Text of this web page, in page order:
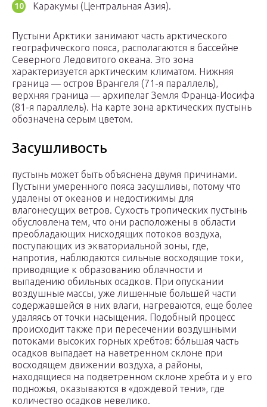
Каракумы (Центральная Азия).
Пустыни Арктики занимают часть арктического
географического пояса, располагаются в бассейне
Северного Ледовитого океана. Это зона
характеризуется арктическим климатом. Нижняя
граница — остров Врангеля (71-я параллель),
верхняя граница — архипелаг Земля Франца-Иосифа
(81-я параллель). На карте зона арктических пустынь
обозначена серым цветом.
Засушливость
пустынь может быть объяснена двумя причинами.
Пустыни умеренного пояса засушливы, потому что
удалены от океанов и недостижимы для
влагонесущих ветров. Сухость тропических пустынь
обусловлена тем, что они расположены в области
преобладающих нисходящих потоков воздуха,
поступающих из экваториальной зоны, где,
напротив, наблюдаются сильные восходящие токи,
приводящие к образованию облачности и
выпадению обильных осадков. При опускании
воздушные массы, уже лишенные большей части
содержавшейся в них влаги, нагреваются, еще более
удаляясь от точки насыщения. Подобный процесс
происходит также при пересечении воздушными
потоками высоких горных хребтов: бóльшая часть
осадков выпадает на наветренном склоне при
восходящем движении воздуха, а районы,
находящиеся на подветренном склоне хребта и у его
подножья, оказываются в «дождевой тени», где
количество осадков невелико.